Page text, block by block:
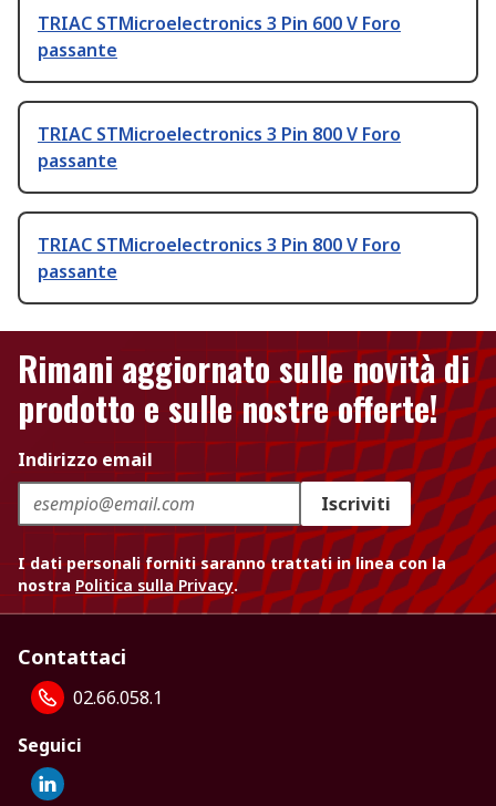
TRIAC STMicroelectronics 3 Pin 600 V Foro
passante
TRIAC STMicroelectronics 3 Pin 800 V Foro
passante
TRIAC STMicroelectronics 3 Pin 800 V Foro
passante
Rimani aggiornato sulle novità di
prodotto e sulle nostre offerte!
Indirizzo email
Iscriviti
I dati personali forniti saranno trattati in linea con la
nostra Politica sulla Privacy.
Contattaci
02.66.058.1
Seguici